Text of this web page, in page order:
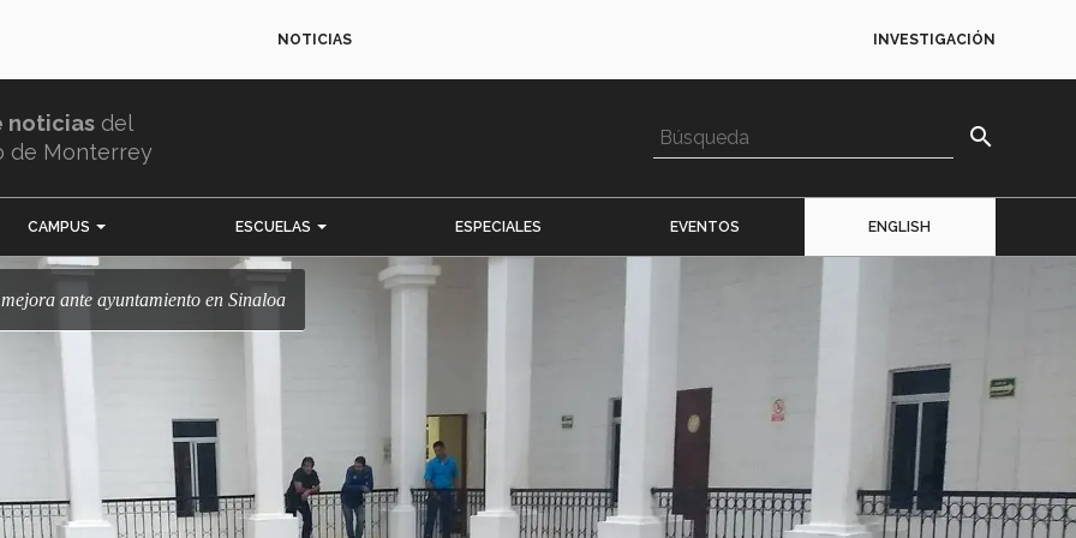
NOTICIAS INVESTIGACIÓN
noticias del
de Monterrey
search
CAMPUS ESCUELAS ESPECIALES EVENTOS ENGLISH
mejora ante ayuntamiento en Sinaloa